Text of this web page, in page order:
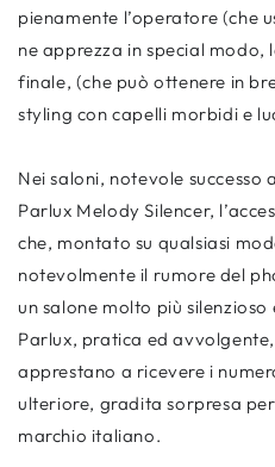
pienamente l’operatore (che
ne apprezza in special modo,
finale, (che può ottenere in
styling con capelli morbidi e
Nei saloni, notevole successo
Parlux Melody Silencer,
che, montato su qualsiasi
notevolmente il rumore del
un salone molto più
Parlux, pratica ed
apprestano a ricevere i
ulteriore, gradita sorpresa
marchio italiano.